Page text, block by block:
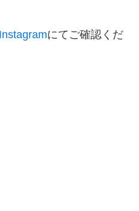
Instagramにてご確認くだ